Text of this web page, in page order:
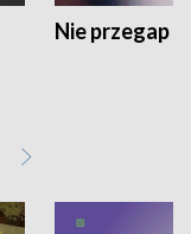
Nie przegap